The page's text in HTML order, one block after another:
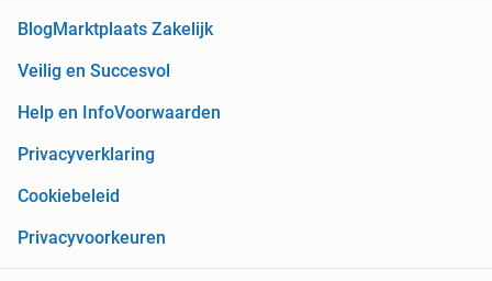
Blog Marktplaats Zakelijk
Veilig en Succesvol
Help en InfoVoorwaarden
Privacyverklaring
Cookiebeleid
Privacyvoorkeuren